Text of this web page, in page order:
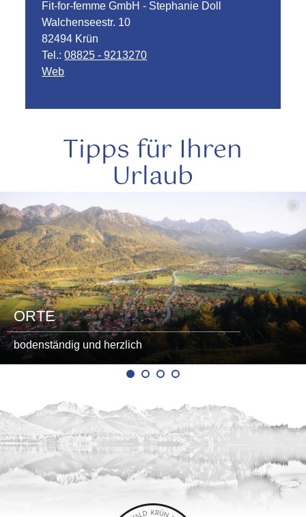
Fit-for-femme GmbH - Stephanie Doll
Walchenseestr. 10
82494 Krün
Tel.:08825 - 9213270
Web
Tipps für Ihren
Urlaub
©
ORTE
bodenständig und herzlich